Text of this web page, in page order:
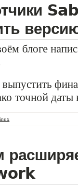
блоге
выпустить
точной даты